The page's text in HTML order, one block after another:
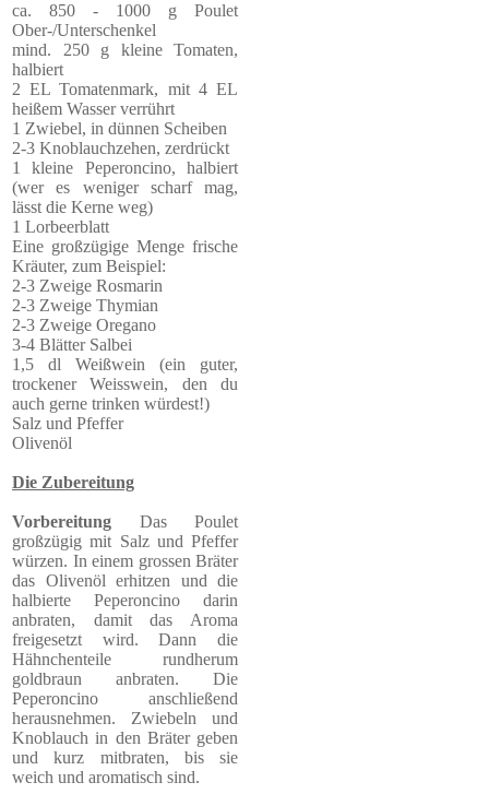
ca. 850 - 1000 g Poulet
Ober-/Unterschenkel
mind. 250 g kleine Tomaten,
halbiert
2 EL Tomatenmark, mit 4 EL
heißem Wasser verrührt
1 Zwiebel, in dünnen Scheiben
2-3 Knoblauchzehen, zerdrückt
1 kleine Peperoncino, halbiert
(wer es weniger scharf mag,
lässt die Kerne weg)
1 Lorbeerblatt
Eine großzügige Menge frische
Kräuter, zum Beispiel:
2-3 Zweige Rosmarin
2-3 Zweige Thymian
2-3 Zweige Oregano
3-4 Blätter Salbei
1,5 dl Weißwein (ein guter,
trockener Weisswein, den du
auch gerne trinken würdest!)
Salz und Pfeffer
Olivenöl
Die Zubereitung
Vorbereitung Das Poulet
großzügig mit Salz und Pfeffer
würzen. In einem grossen Bräter
das Olivenöl erhitzen und die
halbierte Peperoncino darin
anbraten, damit das Aroma
freigesetzt wird. Dann die
Hähnchenteile rundherum
goldbraun anbraten. Die
Peperoncino anschließend
herausnehmen. Zwiebeln und
Knoblauch in den Bräter geben
und kurz mitbraten, bis sie
weich und aromatisch sind.